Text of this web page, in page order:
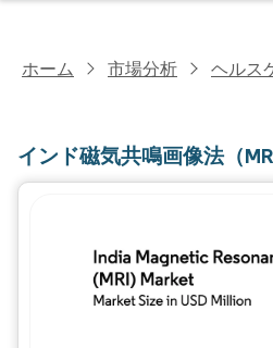
ホーム 市場分析 ヘルス
インド磁気共鳴画像法（